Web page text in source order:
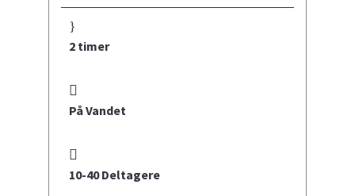
2 timer
På Vandet
10-40 Deltagere